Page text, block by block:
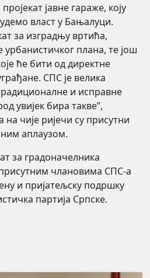
јавне гараже, коју
власт у Бањалуци.
за изградњу вртића,
урбанистичког плана, те још
ће бити од директне
СПС је велика
и исправне
увијек бира такве”,
чије ријечи су присутни
аплаузом.
за градоначелника
члановима СПС-а
и пријатељску подршку
партија Српске.